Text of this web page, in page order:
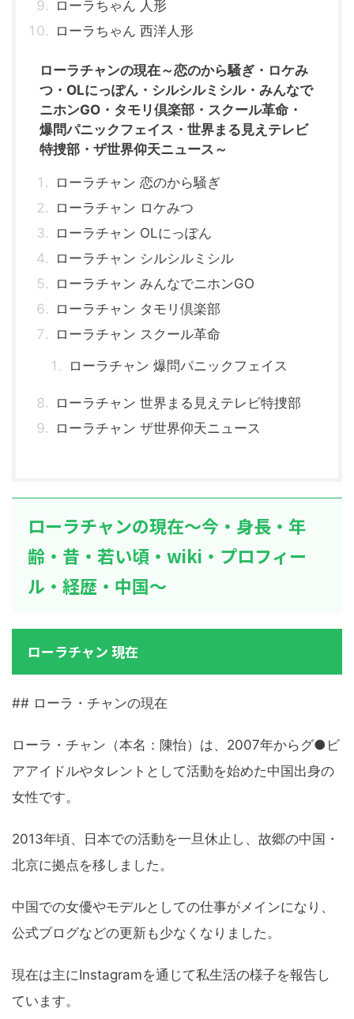
ローラちゃん 人形
ローラちゃん 西洋人形
ローラチャンの現在～恋のから騒ぎ・ロケみ
つ・OLにっぽん・シルシルミシル・みんなで
ニホンGO・タモリ倶楽部・スクール革命・
爆問パニックフェイス・世界まる見えテレビ
特捜部・ザ世界仰天ニュース～
ローラチャン 恋のから騒ぎ
ローラチャン ロケみつ
ローラチャン OLにっぽん
ローラチャン シルシルミシル
ローラチャン みんなでニホンGO
ローラチャン タモリ倶楽部
ローラチャン スクール革命
ローラチャン 爆問パニックフェイス
ローラチャン 世界まる見えテレビ特捜部
ローラチャン ザ世界仰天ニュース
ローラチャンの現在～今・身長・年
齢・昔・若い頃・wiki・プロフィー
ル・経歴・中国～
ローラチャン 現在
## ローラ・チャンの現在
ローラ・チャン（本名：陳怡）は、2007年からグ●ビ
アアイドルやタレントとして活動を始めた中国出身の
女性です。
2013年頃、日本での活動を一旦休止し、故郷の中国・
北京に拠点を移しました。
中国での女優やモデルとしての仕事がメインになり、
公式ブログなどの更新も少なくなりました。
現在は主にInstagramを通じて私生活の様子を報告し
ています。